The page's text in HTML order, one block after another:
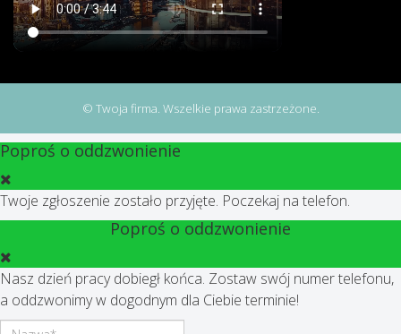
© Twoja firma. Wszelkie prawa zastrzeżone.
Poproś o oddzwonienie
Twoje zgłoszenie zostało przyjęte. Poczekaj na telefon.
Poproś o oddzwonienie
Nasz dzień pracy dobiegł końca. Zostaw swój numer telefonu,
a oddzwonimy w dogodnym dla Ciebie terminie!